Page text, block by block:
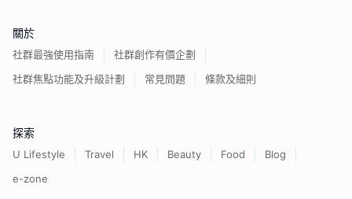
關於
社群最強使用指南
社群創作有價企劃
社群焦點功能及升級計劃
常見問題 條款及細則
探索
U Lifestyle Travel HK Beauty Food
Blog
e-zone